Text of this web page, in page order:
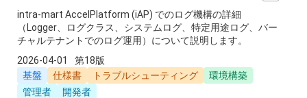
intra-mart AccelPlatform (iAP) でのログ機構の詳細
（Logger、ログクラス、システムログ、特定用途ログ、バー
チャルテナントでのログ運用）について説明します。
2026-04-01
第18版
基盤
仕様書 トラブルシューティング
環境構築
管理者
開発者